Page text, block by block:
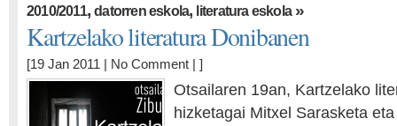
2010/2011,datorren eskola, literatura eskola»
Kartzelako literatura Donibanen
[19 Jan 2011 | No Comment | ]
Otsailaren 19an, Kartzelako
hizketagai Mitxel Sarasketa